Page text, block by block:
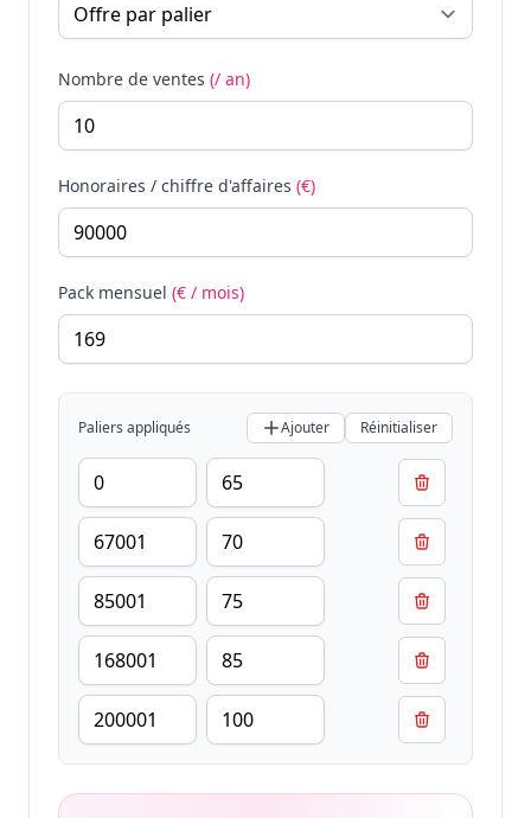
Nombre de ventes (/ an)
Honoraires / chiffre d'affaires (€)
Pack mensuel (€ / mois)
Paliers appliqués Ajouter Réinitialiser